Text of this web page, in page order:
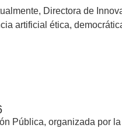
Directora de
artificial ética,
Pública, organizada por